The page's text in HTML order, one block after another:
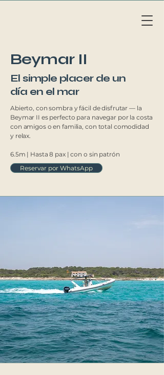
oar
Beymar II
El simple placer de un
día en el mar
Abierto, con sombra y fácil de disfrutar — la
Beymar II es perfecto para navegar por la costa
con amigos o en familia, con total comodidad
y relax.
6.5m | Hasta 8 pax | con o sin patrón
Reservar por WhatsApp